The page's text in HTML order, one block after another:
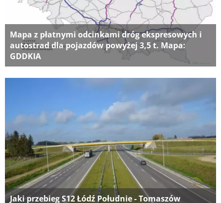
Mapa z płatnymi odcinkami dróg ekspresowych i
autostrad dla pojazdów powyżej 3,5 t. Mapa:
GDDKIA
Jaki przebieg S12 Łódź Południe - Tomaszów